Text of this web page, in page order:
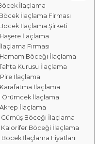
İlaçlama
İlaçlama Firması
Böcek İlaçlama Şirketi
İlaçlama
Firması
Hamam Böceği İlaçlama
Kurusu İlaçlama
Pire İlaçlama
Karafatma İlaçlama
Örümcek İlaçlama
Akrep İlaçlama
Gümüş Böceği İlaçlama
Kalorifer Böceği İlaçlama
Böcek İlaçlama Fiyatları